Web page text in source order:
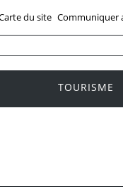
du site Communiquer
TOURISME